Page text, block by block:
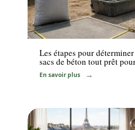
Travaux
Les étapes pour
sacs de béton tout prêt
En savoir plus